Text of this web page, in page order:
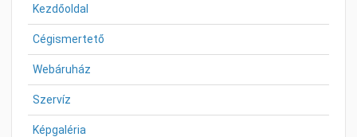
Kezdőoldal
Cégismertető
Webáruház
Szervíz
Képgaléria